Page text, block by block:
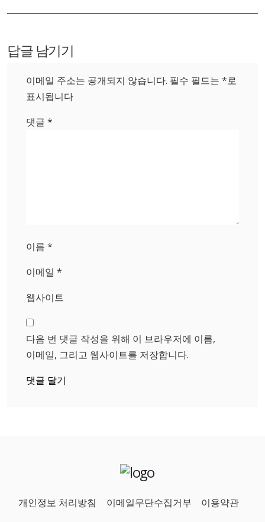
답글 남기기
이메일 주소는 공개되지 않습니다. 필수 필드는 *로
표시됩니다
댓글 *
이름 *
이메일 *
웹사이트
다음 번 댓글 작성을 위해 이 브라우저에 이름,
이메일, 그리고 웹사이트를 저장합니다.
개인정보 처리방침 이메일무단수집거부 이용약관